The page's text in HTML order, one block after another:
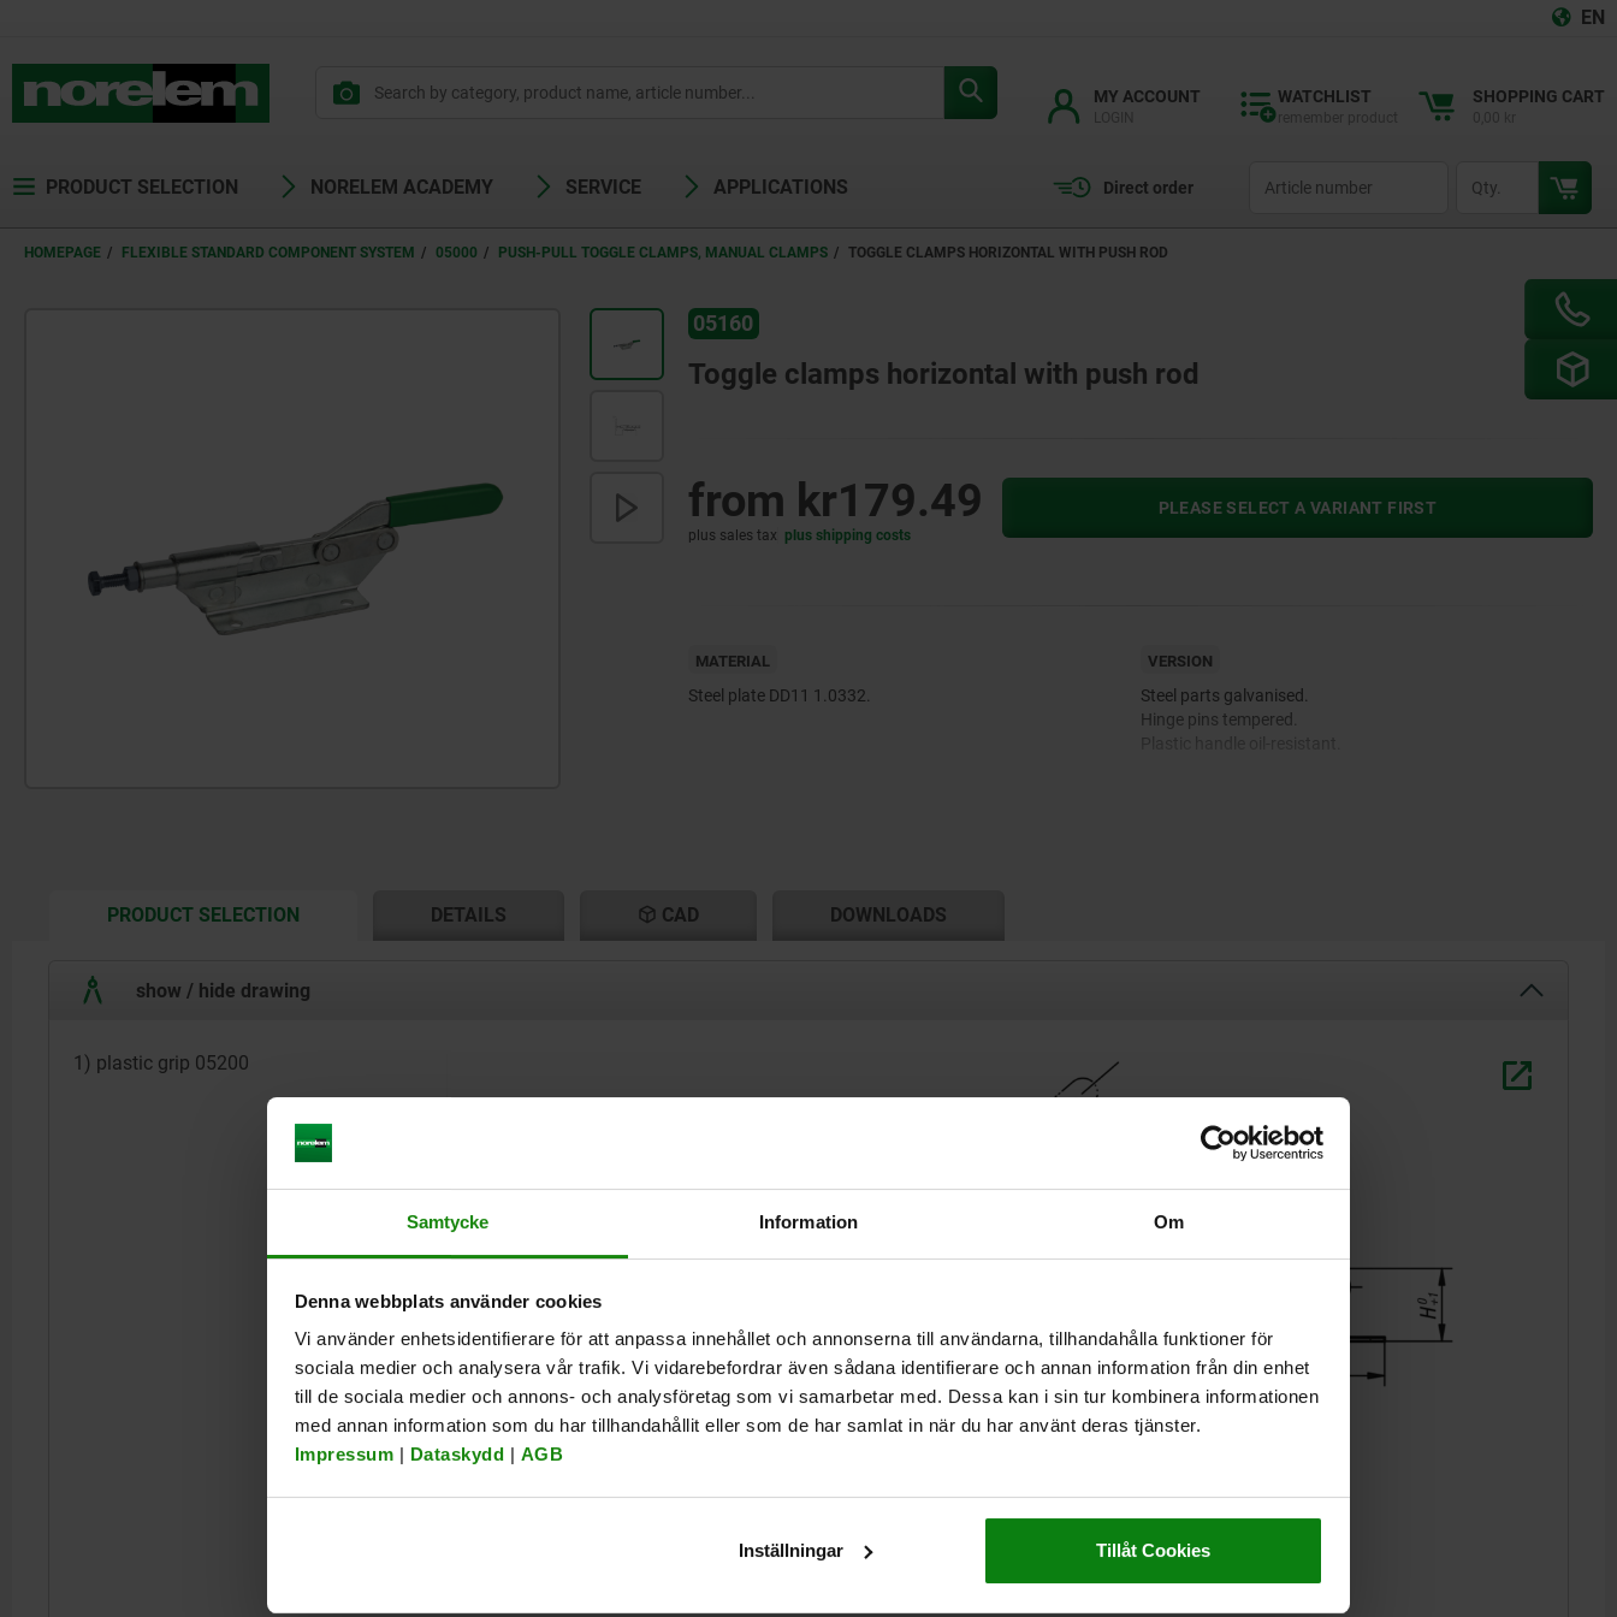
Samtycke Information Om
Denna webbplats använder cookies
Vi använder enhetsidentifierare för att anpassa innehållet och annonserna till användarna, tillhandahålla funktioner för
sociala medier och analysera vår trafik. Vi vidarebefordrar även sådana identifierare och annan information från din enhet
till de sociala medier och annons- och analysföretag som vi samarbetar med. Dessa kan i sin tur kombinera informationen
med annan information som du har tillhandahållit eller som de har samlat in när du har använt deras tjänster.
Impressum | Dataskydd | AGB
Inställningar Tillåt Cookies
EN
MY ACCOUNT WATCHLIST SHOPPING CART
PRODUCT SELECTION NORELEM ACADEMY SERVICE APPLICATIONS Direct order
HOMEPAGE FLEXIBLE STANDARD COMPONENT SYSTEM 05000 PUSH-PULL TOGGLE CLAMPS, MANUAL CLAMPS TOGGLE CLAMPS HORIZONTAL WITH PUSH ROD
05160
Toggle clamps horizontal with push rod
from kr179.49
plus sales tax plus shipping costs
PLEASE SELECT A VARIANT FIRST
MATERIAL
Steel plate DD11 1.0332.
VERSION
Steel parts galvanised.
Hinge pins tempered.
PRODUCT SELECTIONCURRENT
DETAILS CAD DOWNLOADS
show / hide drawing
1) plastic grip 05200